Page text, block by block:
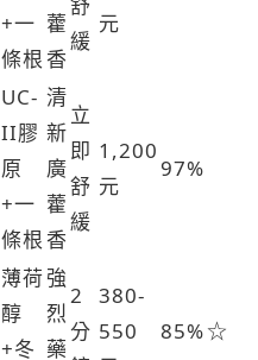
+一
條根
藿
香
緩
元
UC-
II膠
原
+一
條根
清
新
廣
藿
香
立
即
舒
緩
1,200
元
97%
薄荷
醇
+冬
強
烈
藥
2
分
380-
550
85%☆